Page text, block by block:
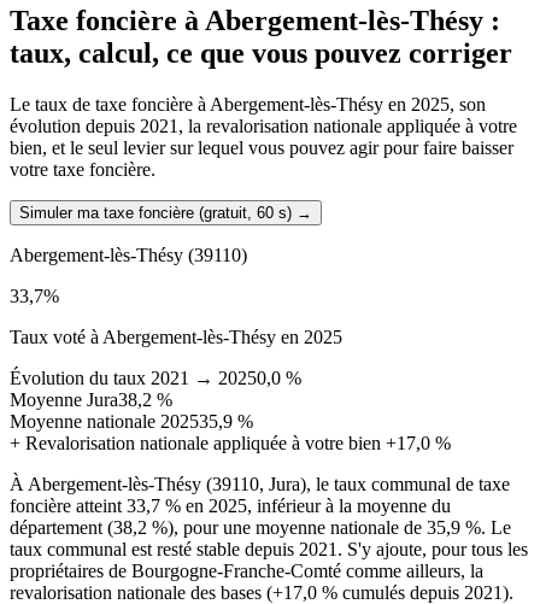
Taxe foncière àAbergement-lès-Thésy :
taux, calcul, ce que vous pouvez corriger
Le taux de taxe foncière à Abergement-lès-Thésy en 2025, son
évolution depuis 2021, la revalorisation nationale appliquée à votre
bien, et le seul levier sur lequel vous pouvez agir pour faire baisser
votre taxe foncière.
Simuler ma taxe foncière (gratuit, 60 s) →
Abergement-lès-Thésy (39110)
33,7%
Taux voté à Abergement-lès-Thésy en 2025
Évolution du taux 2021 → 20250,0 %
Moyenne Jura38,2 %
Moyenne nationale 202535,9 %
+ Revalorisation nationale appliquée à votre bien +17,0 %
À Abergement-lès-Thésy (39110, Jura), le taux communal de taxe
foncière atteint 33,7 % en 2025, inférieur à la moyenne du
département (38,2 %), pour une moyenne nationale de 35,9 %. Le
taux communal est resté stable depuis 2021. S'y ajoute, pour tous les
propriétaires de Bourgogne-Franche-Comté comme ailleurs, la
revalorisation nationale des bases (+17,0 % cumulés depuis 2021).